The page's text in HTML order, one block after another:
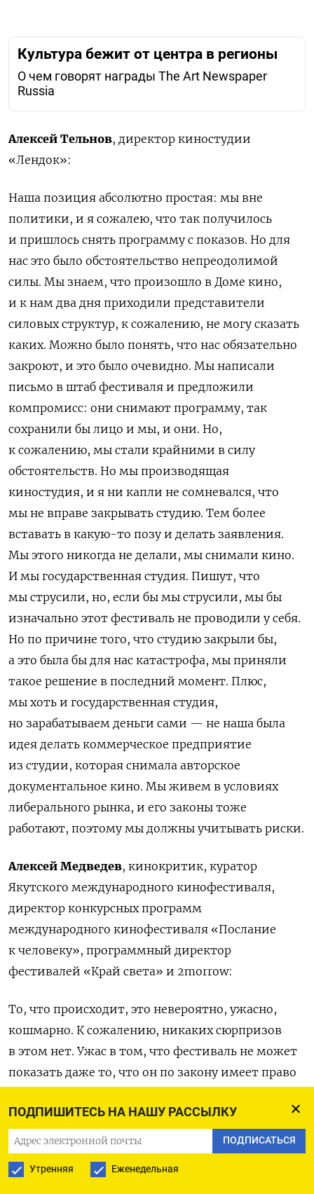
ПОДПИШИТЕСЬ НА НАШУ РАССЫЛКУ
ПОДПИСАТЬСЯ
Утренняя Еженедельная
Культура бежит от центра в регионы
О чем говорят награды The Art Newspaper
Russia
Алексей Тельнов, директор киностудии
«Лендок»:
Наша позиция абсолютно простая: мы вне
политики, и я сожалею, что так получилось
и пришлось снять программу с показов. Но для
нас это было обстоятельство непреодолимой
силы. Мы знаем, что произошло в Доме кино,
и к нам два дня приходили представители
силовых структур, к сожалению, не могу сказать
каких. Можно было понять, что нас обязательно
закроют, и это было очевидно. Мы написали
письмо в штаб фестиваля и предложили
компромисс: они снимают программу, так
сохранили бы лицо и мы, и они. Но,
к сожалению, мы стали крайними в силу
обстоятельств. Но мы производящая
киностудия, и я ни капли не сомневался, что
мы не вправе закрывать студию. Тем более
вставать в какую-то позу и делать заявления.
Мы этого никогда не делали, мы снимали кино.
И мы государственная студия. Пишут, что
мы струсили, но, если бы мы струсили, мы бы
изначально этот фестиваль не проводили у себя.
Но по причине того, что студию закрыли бы,
а это была бы для нас катастрофа, мы приняли
такое решение в последний момент. Плюс,
мы хоть и государственная студия,
но зарабатываем деньги сами — не наша была
идея делать коммерческое предприятие
из студии, которая снимала авторское
документальное кино. Мы живем в условиях
либерального рынка, и его законы тоже
работают, поэтому мы должны учитывать риски.
Алексей Медведев, кинокритик, куратор
Якутского международного кинофестиваля,
директор конкурсных программ
международного кинофестиваля «Послание
к человеку», программный директор
фестивалей «Край света» и 2morrow:
То, что происходит, это невероятно, ужасно,
кошмарно. К сожалению, никаких сюрпризов
в этом нет. Ужас в том, что фестиваль не может
показать даже то, что он по закону имеет право
фестиваль, у него есть свои права. И то, что
сейчас происходит, ни в какие ворота не лезет.
Что касается «Лендока», то они поступили
неправильно. Можно было сразу сказать что-то